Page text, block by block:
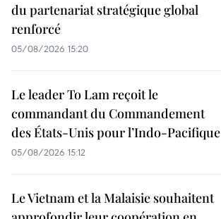
du partenariat stratégique global
renforcé
05/08/2026 15:20
Le leader To Lam reçoit le
commandant du Commandement
des États-Unis pour l’Indo-Pacifique
05/08/2026 15:12
Le Vietnam et la Malaisie souhaitent